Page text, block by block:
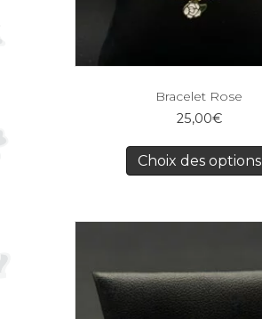
Bracelet Rose
25,00€
Choix des options